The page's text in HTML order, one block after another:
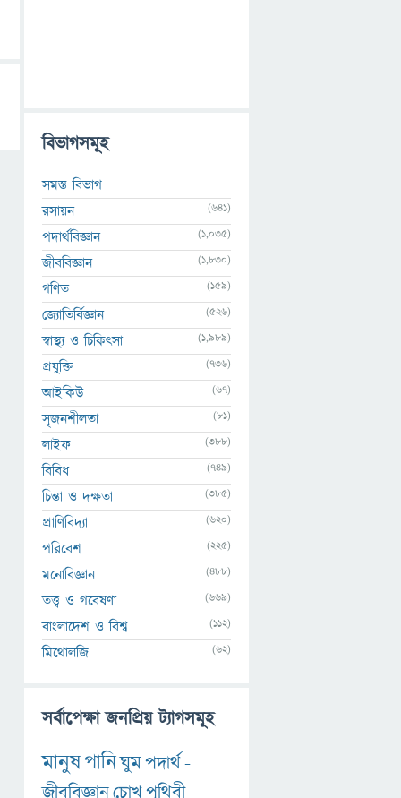
বিভাগসমূহ
সমস্ত বিভাগ
রসায়ন
(641)
পদার্থবিজ্ঞান (1,035)
জীববিজ্ঞান (1,830)
গণিত (159)
জ্যোতির্বিজ্ঞান (526)
স্বাস্থ্য ও চিকিৎসা (1,989)
প্রযুক্তি (736)
আইকিউ (67)
সৃজনশীলতা (81)
লাইফ (388)
বিবিধ (749)
চিন্তা ও দক্ষতা (385)
প্রাণিবিদ্যা (620)
পরিবেশ (225)
মনোবিজ্ঞান (488)
তত্ত্ব ও গবেষণা (669)
বাংলাদেশ ও বিশ্ব (112)
মিথোলজি (62)
সর্বাপেক্ষা জনপ্রিয় ট্যাগসমূহ
মানুষপানিঘুমপদার্থ-